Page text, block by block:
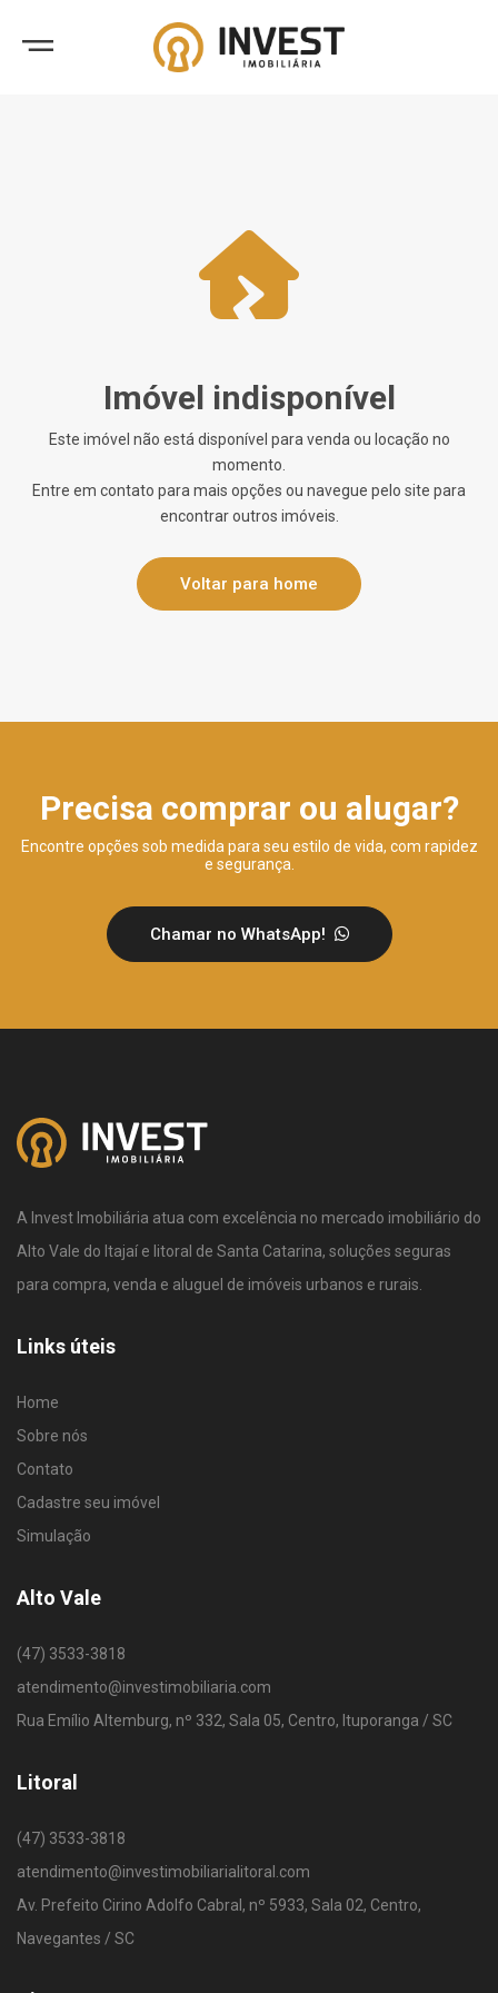
Imóvel indisponível
Este imóvel não está disponível para venda ou locação no
momento.
Entre em contato para mais opções ou navegue pelo site para
encontrar outros imóveis.
Voltar para home
Precisa comprar ou alugar?
Encontre opções sob medida para seu estilo de vida, com rapidez
e segurança.
Chamar no WhatsApp!
A Invest Imobiliária atua com excelência no mercado imobiliário do
Alto Vale do Itajaí e litoral de Santa Catarina, soluções seguras
para compra, venda e aluguel de imóveis urbanos e rurais.
Links úteis
Home
Sobre nós
Contato
Cadastre seu imóvel
Simulação
Alto Vale
(47) 3533-3818
atendimento@investimobiliaria.com
Rua Emílio Altemburg, nº 332, Sala 05, Centro, Ituporanga / SC
Litoral
(47) 3533-3818
atendimento@investimobiliarialitoral.com
Av. Prefeito Cirino Adolfo Cabral, nº 5933, Sala 02, Centro,
Navegantes / SC